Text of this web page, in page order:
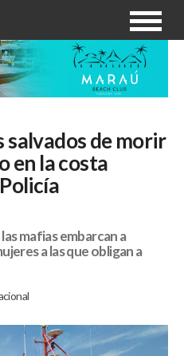
de morir
en la costa
mafias embarcan a
a las que obligan a